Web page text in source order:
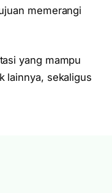
memerangi
yang mampu
lainnya, sekaligus